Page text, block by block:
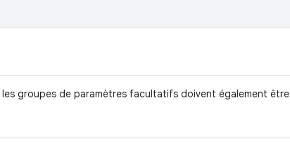
les groupes de paramètres facultatifs doivent également être